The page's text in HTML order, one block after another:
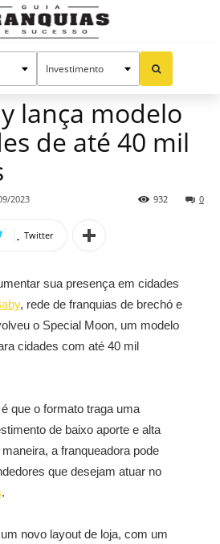
lança modelo
de até 40 mil
2023 0
932
Twitter
sua presença em cidades
, rede de franquias de brechó e
o Special Moon, um modelo
cidades com até 40 mil
que o formato traga uma
de baixo aporte e alta
a franqueadora pode
que desejam atuar no
.
novo layout de loja, com um